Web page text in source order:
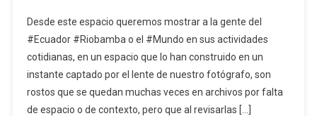
Desde este espacio queremos mostrar a la gente del
#Ecuador #Riobamba o el #Mundo en sus actividades
cotidianas, en un espacio que lo han construido en un
instante captado por el lente de nuestro fotógrafo, son
rostos que se quedan muchas veces en archivos por falta
de espacio o de contexto, pero que al revisarlas […]